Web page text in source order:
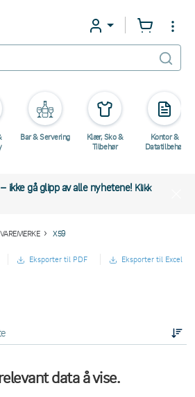
Bar & Servering
Klær, Sko &
Tilbehør
Kontor &
Datatilbehør
ikke gå glipp av alle nyhetene! Klikk
VAREMERKE X59
Eksporter til PDF Eksporter til Excel
data å vise.